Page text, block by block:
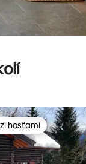
hosťami
hosťami